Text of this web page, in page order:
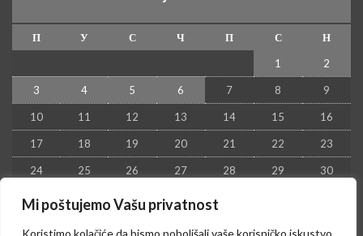
Mi poštujemo Vašu privatnost
Koristimo kolačiće da bismo poboljšali vaše korisničko iskustvo
П У С Ч П С
Н
1
2
3 4 5 6 7 8 9
10 11 12 13 14 15 16
17 18 19 20 21 22 23
24 25 26 27 28 29 30
31